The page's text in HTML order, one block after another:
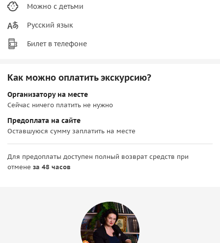
Можно с детьми
Русский язык
Билет в телефоне
Как можно оплатить экскурсию?
Организатору на месте
Сейчас ничего платить не нужно
Предоплата на сайте
Оставшуюся сумму заплатить на месте
Для предоплаты доступен полный возврат средств при
отмене за 48 часов